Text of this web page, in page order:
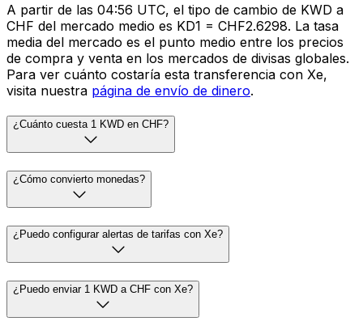
A partir de las 04:56 UTC, el tipo de cambio de KWD a
CHF del mercado medio es KD1 = CHF2.6298. La tasa
media del mercado es el punto medio entre los precios
de compra y venta en los mercados de divisas globales.
Para ver cuánto costaría esta transferencia con Xe,
visita nuestra página de envío de dinero.
¿Cuánto cuesta 1 KWD en CHF?
¿Cómo convierto monedas?
¿Puedo configurar alertas de tarifas con Xe?
¿Puedo enviar 1 KWD a CHF con Xe?